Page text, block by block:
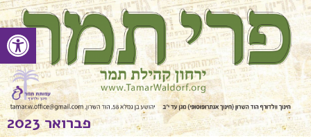
פתח
פברואר 2023